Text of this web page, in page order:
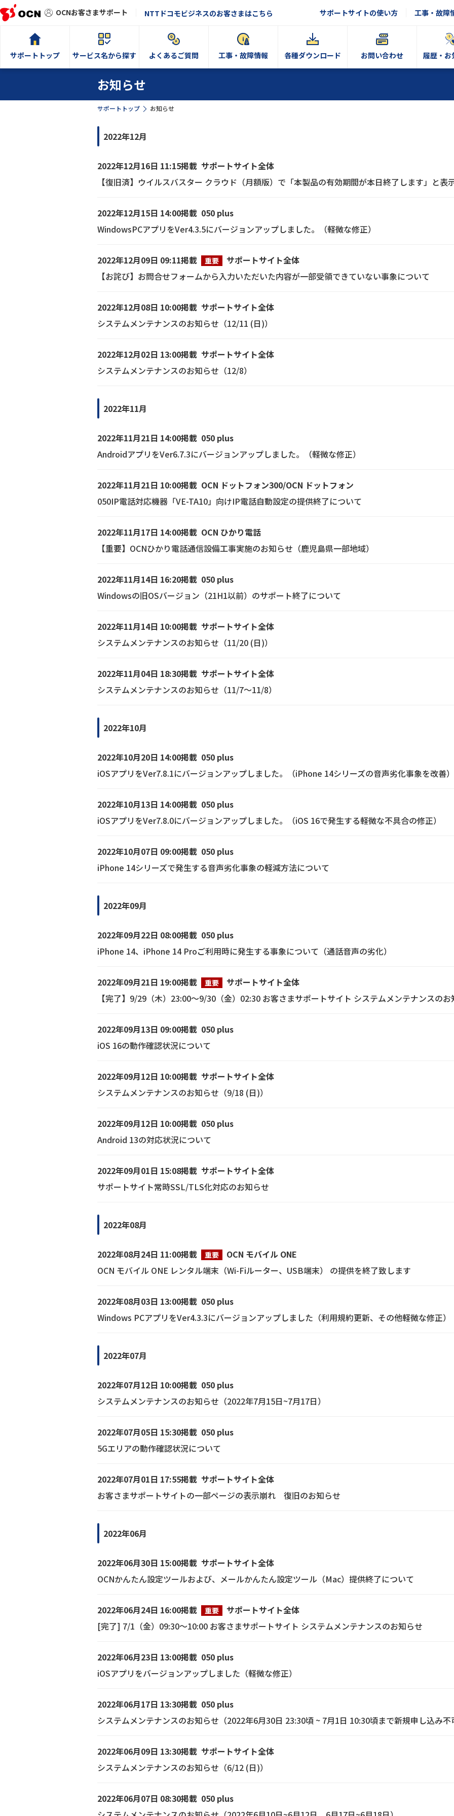
OCNお客さまサポート NTTドコモビジネスのお客さまはこちら サポートサイトの使い方 工事・故障
サポートトップ サービス名から探す よくあるご質問 工事・故障情報 各種ダウンロード お問い合わせ 履歴・お
お知らせ
サポートトップ お知らせ
2022年12月
2022年12月16日 11:15掲載 サポートサイト全体
【復旧済】ウイルスバスター クラウド（月額版）で「本製品の有効期間が本日終了します」と表
2022年12月15日 14:00掲載 050 plus
WindowsPCアプリをVer4.3.5にバージョンアップしました。（軽微な修正）
2022年12月09日 09:11掲載 重要
サポートサイト全体
【お詫び】お問合せフォームから入力いただいた内容が一部受領できていない事象について
2022年12月08日 10:00掲載 サポートサイト全体
システムメンテナンスのお知らせ（12/11 (日)）
2022年12月02日 13:00掲載 サポートサイト全体
システムメンテナンスのお知らせ（12/8）
2022年11月
2022年11月21日 14:00掲載 050 plus
AndroidアプリをVer6.7.3にバージョンアップしました。（軽微な修正）
2022年11月21日 10:00掲載 OCN ドットフォン300/OCN ドットフォン
050IP電話対応機器「VE-TA10」向けIP電話自動設定の提供終了について
2022年11月17日 14:00掲載 OCN ひかり電話
【重要】OCNひかり電話通信設備工事実施のお知らせ（鹿児島県一部地域）
2022年11月14日 16:20掲載 050 plus
Windowsの旧OSバージョン（21H1以前）のサポート終了について
2022年11月14日 10:00掲載 サポートサイト全体
システムメンテナンスのお知らせ（11/20 (日)）
2022年11月04日 18:30掲載 サポートサイト全体
システムメンテナンスのお知らせ（11/7～11/8）
2022年10月
2022年10月20日 14:00掲載 050 plus
iOSアプリをVer7.8.1にバージョンアップしました。（iPhone 14シリーズの音声劣化事象を改善）
2022年10月13日 14:00掲載 050 plus
iOSアプリをVer7.8.0にバージョンアップしました。（iOS 16で発生する軽微な不具合の修正）
2022年10月07日 09:00掲載 050 plus
iPhone 14シリーズで発生する音声劣化事象の軽減方法について
2022年09月
2022年09月22日 08:00掲載 050 plus
iPhone 14、iPhone 14 Proご利用時に発生する事象について（通話音声の劣化）
2022年09月21日 19:00掲載 重要
サポートサイト全体
【完了】9/29（木）23:00～9/30（金）02:30 お客さまサポートサイト システムメンテナンスのお
2022年09月13日 09:00掲載 050 plus
iOS 16の動作確認状況について
2022年09月12日 10:00掲載 サポートサイト全体
システムメンテナンスのお知らせ（9/18 (日)）
2022年09月12日 10:00掲載 050 plus
Android 13の対応状況について
2022年09月01日 15:08掲載 サポートサイト全体
サポートサイト常時SSL/TLS化対応のお知らせ
2022年08月
2022年08月24日 11:00掲載 重要
OCN モバイル ONE
OCN モバイル ONE レンタル端末（Wi-Fiルーター、USB端末） の提供を終了致します
2022年08月03日 13:00掲載 050 plus
Windows PCアプリをVer4.3.3にバージョンアップしました（利用規約更新、その他軽微な修正）
2022年07月
2022年07月12日 10:00掲載 050 plus
システムメンテナンスのお知らせ（2022年7月15日~7月17日）
2022年07月05日 15:30掲載 050 plus
5Gエリアの動作確認状況について
2022年07月01日 17:55掲載 サポートサイト全体
お客さまサポートサイトの一部ページの表示崩れ 復旧のお知らせ
2022年06月
2022年06月30日 15:00掲載 サポートサイト全体
OCNかんたん設定ツールおよび、メールかんたん設定ツール（Mac）提供終了について
2022年06月24日 16:00掲載 重要
サポートサイト全体
[完了] 7/1（金）09:30～10:00 お客さまサポートサイト システムメンテナンスのお知らせ
2022年06月23日 13:00掲載 050 plus
iOSアプリをバージョンアップしました（軽微な修正）
2022年06月17日 13:30掲載 050 plus
システムメンテナンスのお知らせ（2022年6月30日 23:30頃 ~ 7月1日 10:30頃まで新規申し込み
2022年06月09日 13:30掲載 サポートサイト全体
システムメンテナンスのお知らせ（6/12 (日)）
2022年06月07日 08:30掲載 050 plus